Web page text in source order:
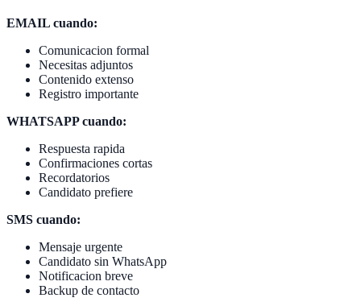
EMAIL cuando:
Comunicacion formal
Necesitas adjuntos
Contenido extenso
Registro importante
WHATSAPP cuando:
Respuesta rapida
Confirmaciones cortas
Recordatorios
Candidato prefiere
SMS cuando:
Mensaje urgente
Candidato sin WhatsApp
Notificacion breve
Backup de contacto